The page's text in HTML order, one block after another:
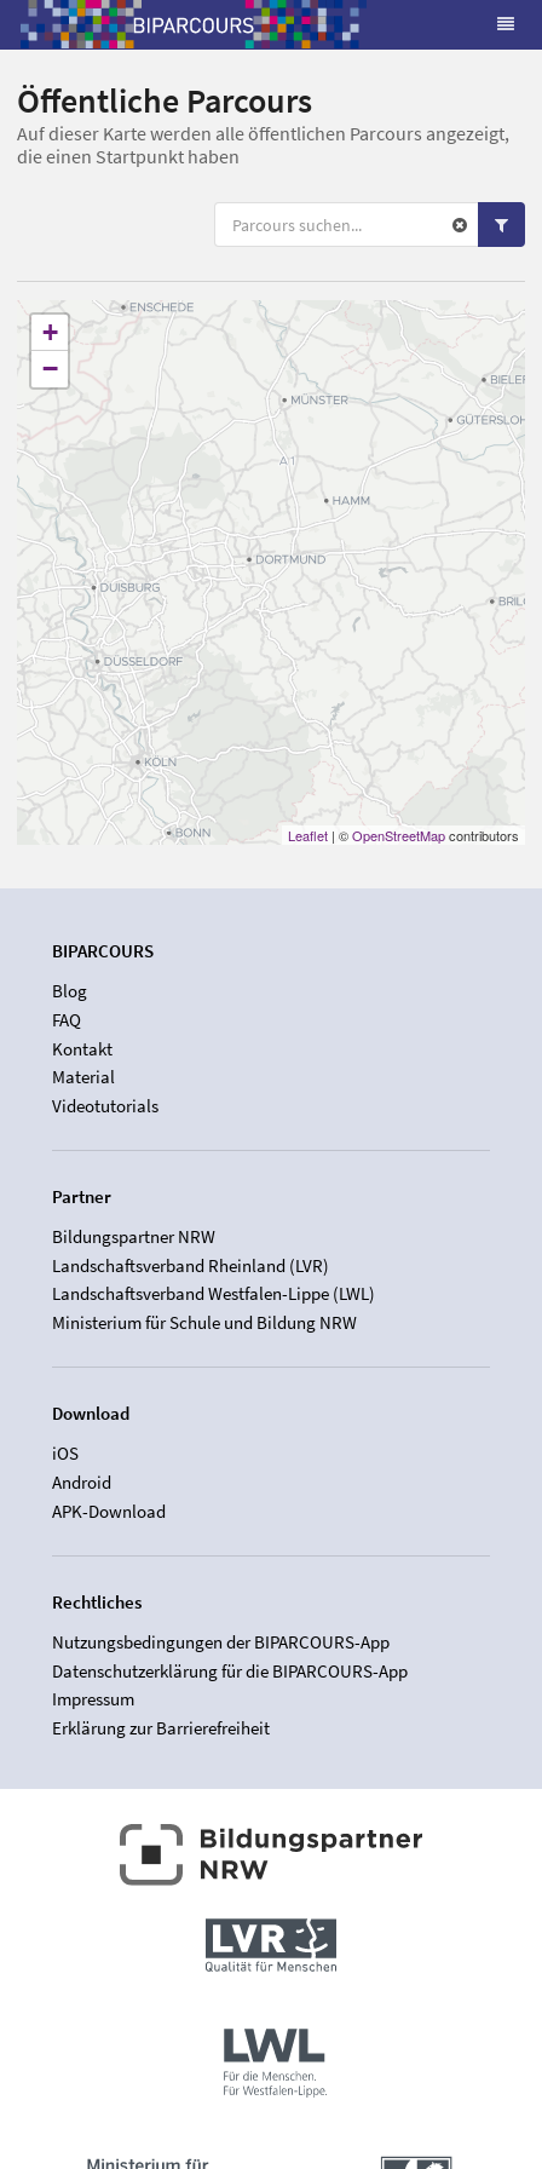
Öffentliche Parcours
Auf dieser Karte werden alle öffentlichen Parcours angezeigt,
die einen Startpunkt haben
+
−
Leaflet | ©OpenStreetMapcontributors
BIPARCOURS
Blog
FAQ
Kontakt
Material
Videotutorials
Partner
Bildungspartner NRW
Landschaftsverband Rheinland (LVR)
Landschaftsverband Westfalen-Lippe (LWL)
Ministerium für Schule und Bildung NRW
Download
iOS
Android
APK-Download
Rechtliches
Nutzungsbedingungen der BIPARCOURS-App
Datenschutzerklärung für die BIPARCOURS-App
Impressum
Erklärung zur Barrierefreiheit